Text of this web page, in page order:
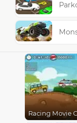
Racing Movie